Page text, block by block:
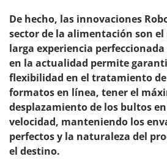
De hecho, las innovaciones
sector de la alimentación son
larga experiencia
en la actualidad permite
flexibilidad en el tratamiento
formatos en línea, tener el
desplazamiento de los bultos
velocidad, manteniendo los
perfectos y la naturaleza del
el destino.